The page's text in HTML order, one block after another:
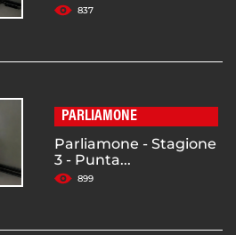
837
PARLIAMONE
Parliamone - Stagione
3 - Punta...
899